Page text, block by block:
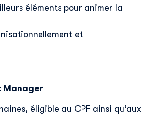
éléments pour animer la
et
Manager
éligible au CPF ainsi qu’aux